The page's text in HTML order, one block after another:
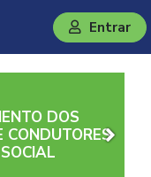
Entrar
DOS
CONDUTORES